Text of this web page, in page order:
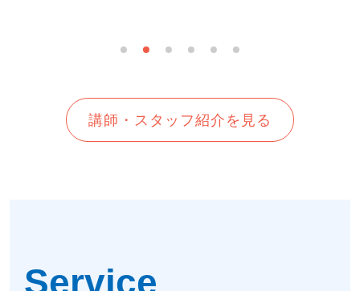
講師・スタッフ紹介を見る
Service